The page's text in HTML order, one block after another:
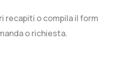
recapiti o compila il form
o richiesta.